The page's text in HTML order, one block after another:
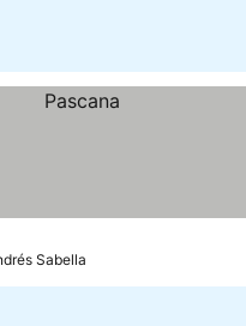
Sabella